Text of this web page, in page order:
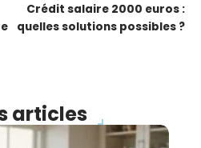
Crédit salaire 2000 euros :
quelles solutions possibles ?
articles